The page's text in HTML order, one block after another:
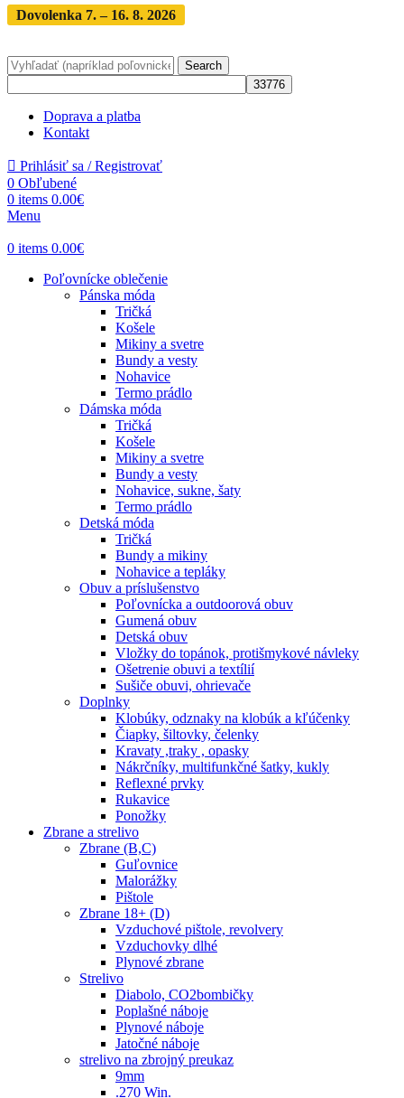
Dovolenka 7. – 16. 8. 2026
Search
Doprava a platba
Kontakt
Prihlásiť sa / Registrovať
0 Obľubené
0 items 0.00€
Menu
0 items 0.00€
Poľovnícke oblečenie
Pánska móda
Tričká
Košele
Mikiny a svetre
Bundy a vesty
Nohavice
Termo prádlo
Dámska móda
Tričká
Košele
Mikiny a svetre
Bundy a vesty
Nohavice, sukne, šaty
Termo prádlo
Detská móda
Tričká
Bundy a mikiny
Nohavice a tepláky
Obuv a príslušenstvo
Poľovnícka a outdoorová obuv
Gumená obuv
Detská obuv
Vložky do topánok, protišmykové návleky
Ošetrenie obuvi a textílií
Sušiče obuvi, ohrievače
Doplnky
Klobúky, odznaky na klobúk a kľúčenky
Čiapky, šiltovky, čelenky
Kravaty ,traky , opasky
Nákrčníky, multifunkčné šatky, kukly
Reflexné prvky
Rukavice
Ponožky
Zbrane a strelivo
Zbrane (B,C)
Guľovnice
Malorážky
Pištole
Zbrane 18+ (D)
Vzduchové pištole, revolvery
Vzduchovky dlhé
Plynové zbrane
Strelivo
Diabolo, CO2bombičky
Poplašné náboje
Plynové náboje
Jatočné náboje
strelivo na zbrojný preukaz
9mm
.270 Win.